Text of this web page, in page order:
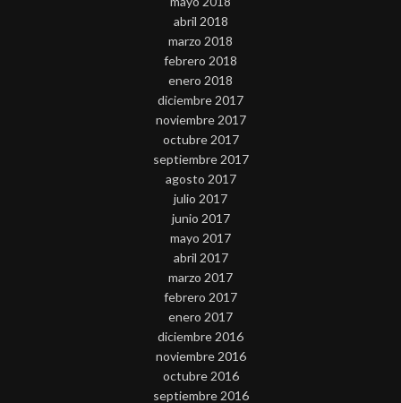
abril 2018
marzo 2018
febrero 2018
enero 2018
diciembre 2017
noviembre 2017
octubre 2017
septiembre 2017
agosto 2017
julio 2017
junio 2017
mayo 2017
abril 2017
marzo 2017
febrero 2017
enero 2017
diciembre 2016
noviembre 2016
octubre 2016
septiembre 2016